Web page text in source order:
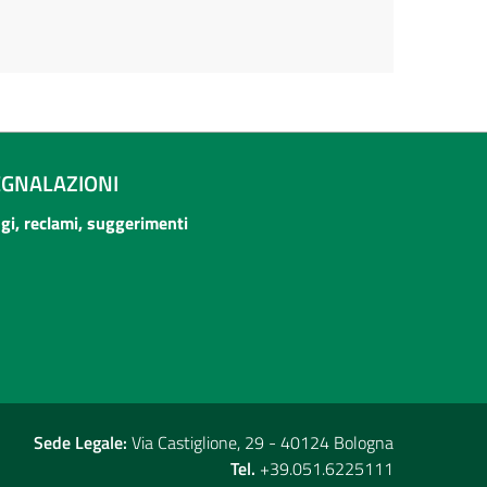
reclami, suggerimenti
Sede Legale: Via Castiglione, 29 - 40124 Bologna
Tel. +39.051.6225111